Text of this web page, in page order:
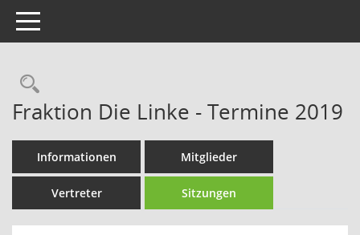
Toggle navigation
Rechercheauswahl
Fraktion Die Linke - Termine 2019
Informationen Mitglieder
Vertreter Sitzungen